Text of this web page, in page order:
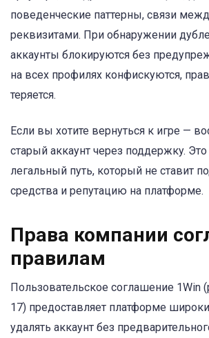
поведенческие паттерны, связи
реквизитами. При обнаружении
аккаунты блокируются без
на всех профилях конфискуются,
теряется.
Если вы хотите вернуться к игре —
старый аккаунт через поддержку.
легальный путь, который не ставит
средства и репутацию на платформе.
Права компании
правилам
Пользовательское соглашение 1Win
17) предоставляет платформе
удалять аккаунт без